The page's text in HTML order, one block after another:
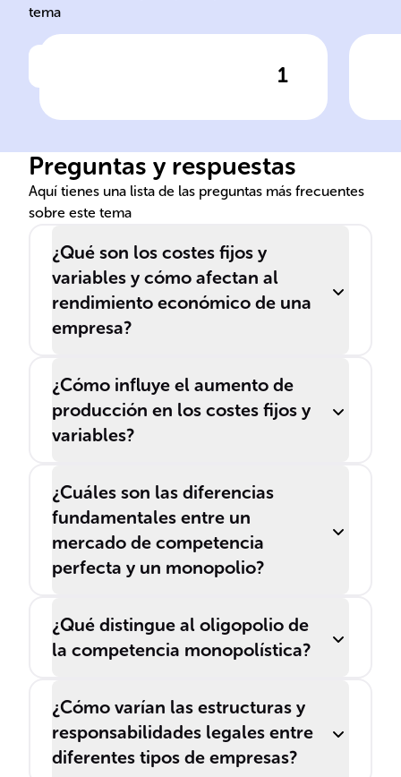
tema
1
El ______ Medio se calcula
dividiendo el ______ Total
hechos, reflejando el coste
por unidad.
Haz clic para comprobar la respuesta
Preguntas y respuestas
Aquí tienes una lista de las preguntas más frecuentes
sobre este tema
¿Qué son los costes fijos y
variables y cómo afectan al
rendimiento económico de una
empresa?
¿Cómo influye el aumento de
producción en los costes fijos y
variables?
¿Cuáles son las diferencias
fundamentales entre un
mercado de competencia
perfecta y un monopolio?
¿Qué distingue al oligopolio de
la competencia monopolística?
¿Cómo varían las estructuras y
responsabilidades legales entre
diferentes tipos de empresas?